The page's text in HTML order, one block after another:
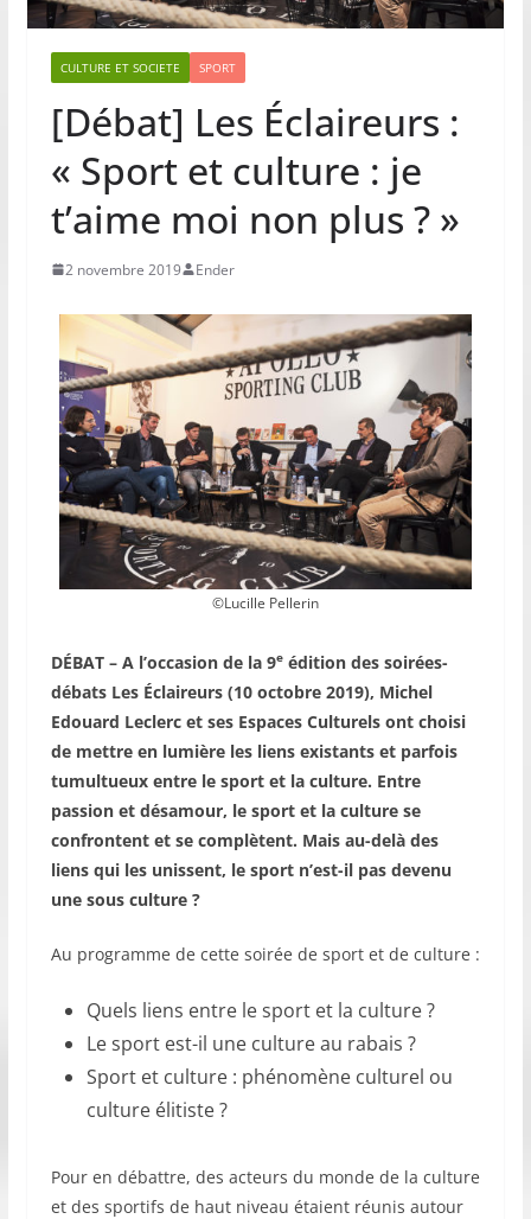
CULTURE ET SOCIETE SPORT
[Débat] Les Éclaireurs :
« Sport et culture : je
t’aime moi non plus ? »
2 novembre 2019 Ender
©Lucille Pellerin
DÉBAT – A l’occasion de la 9eédition des soirées-
débats Les Éclaireurs (10 octobre 2019), Michel
Edouard Leclerc et ses Espaces Culturels ont choisi
de mettre en lumière les liens existants et parfois
tumultueux entre le sport et la culture. Entre
passion et désamour, le sport et la culture se
confrontent et se complètent. Mais au-delà des
liens qui les unissent, le sport n’est-il pas devenu
une sous culture ?
Au programme de cette soirée de sport et de culture :
Quels liens entre le sport et la culture ?
Le sport est-il une culture au rabais ?
Sport et culture : phénomène culturel ou
culture élitiste ?
Pour en débattre, des acteurs du monde de la culture
et des sportifs de haut niveau étaient réunis autour